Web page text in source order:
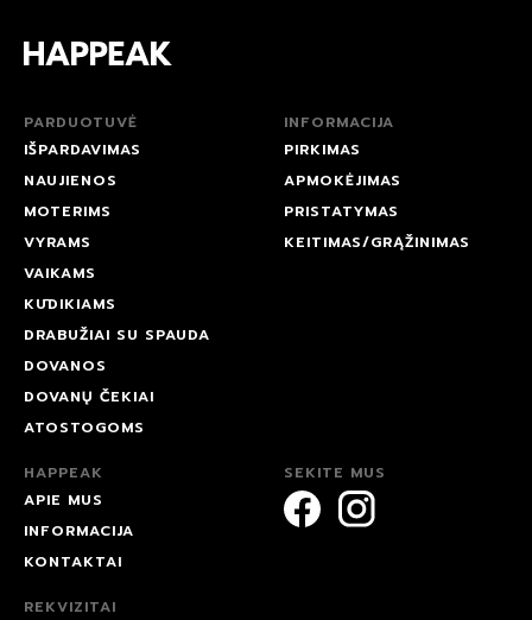
PARDUOTUVĖ
IŠPARDAVIMAS
NAUJIENOS
MOTERIMS
VYRAMS
VAIKAMS
KŪDIKIAMS
DRABUŽIAI SU SPAUDA
DOVANOS
DOVANŲ ČEKIAI
ATOSTOGOMS
INFORMACIJA
PIRKIMAS
APMOKĖJIMAS
PRISTATYMAS
KEITIMAS/GRĄŽINIMAS
HAPPEAK
APIE MUS
INFORMACIJA
KONTAKTAI
SEKITE MUS
REKVIZITAI